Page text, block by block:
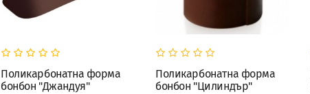
Поликарбонатна форма
бонбон "Джандуя"
Поликарбонатна форма
бонбон "Цилиндър"